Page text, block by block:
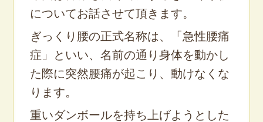
についてお話させて頂きます。
ぎっくり腰の正式名称は、「急性腰痛
症」といい、名前の通り 身体を動かし
た際に突然腰痛が起こり、動けなくな
ります。
重いダンボールを持ち上げようとした